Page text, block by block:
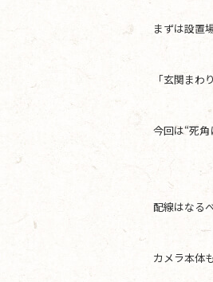
o
k
まずは設置
「玄関ま
今回は“死
配線はなる
カメラ本体